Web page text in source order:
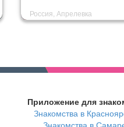
Россия, Апрелевка
Приложение для
Знакомства в
Знакомства в